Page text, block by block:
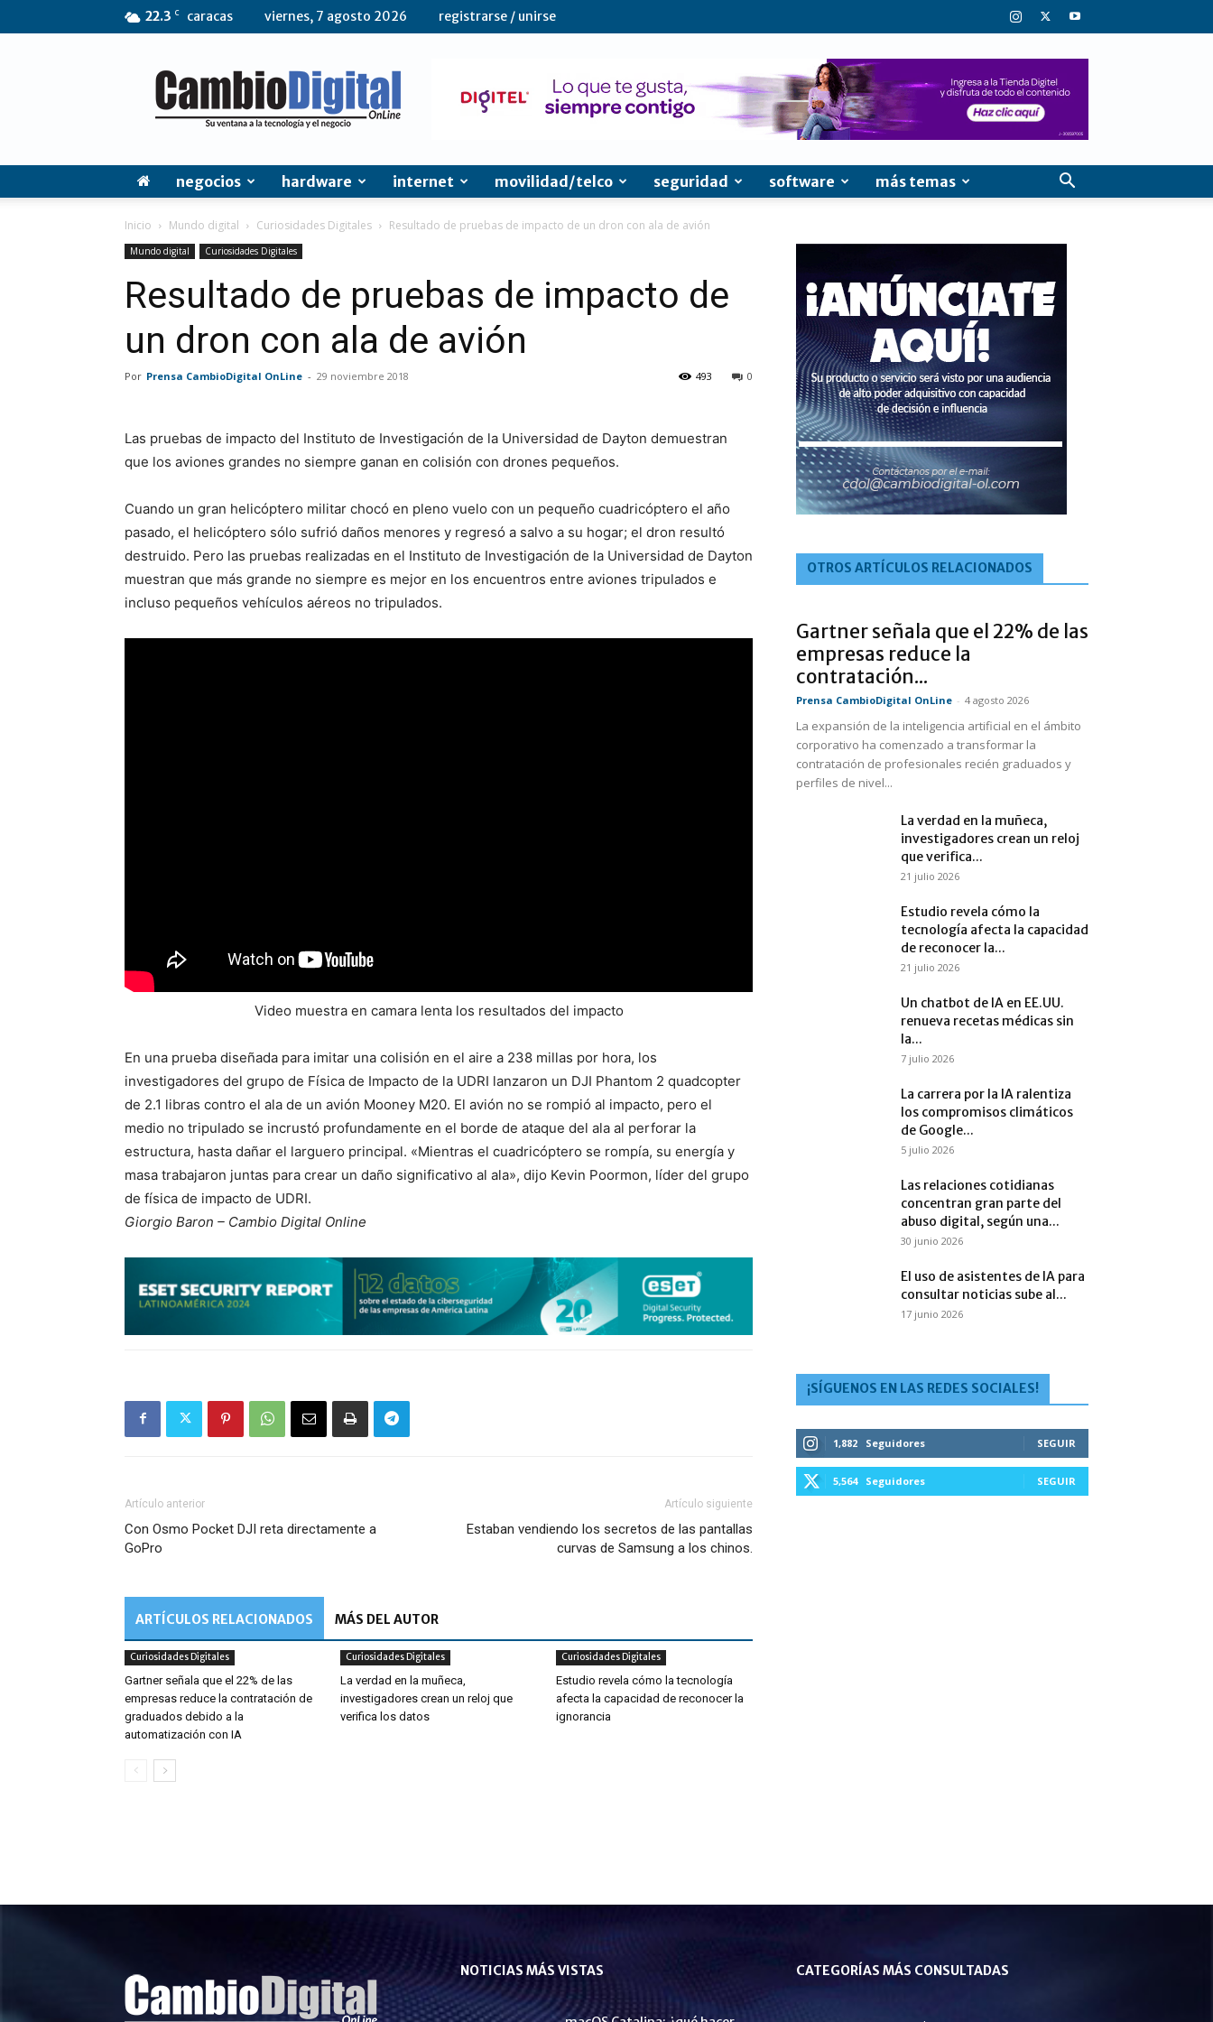
22.3 C caracas viernes, 7 agosto 2026 registrarse / unirse
CambioDigital
OnLine
negocios hardware internet movilidad/telco seguridad software más temas
Inicio Mundo digital Curiosidades Digitales Resultado de pruebas de impacto de un dron con ala de avión
Mundo digital Curiosidades Digitales
Resultado de pruebas de impacto de
un dron con ala de avión
Por Prensa CambioDigital OnLine - 29 noviembre 2018 0
493
Las pruebas de impacto del Instituto de Investigación de la Universidad de Dayton demuestran
que los aviones grandes no siempre ganan en colisión con drones pequeños.
Cuando un gran helicóptero militar chocó en pleno vuelo con un pequeño cuadricóptero el año
pasado, el helicóptero sólo sufrió daños menores y regresó a salvo a su hogar; el dron resultó
destruido. Pero las pruebas realizadas en el Instituto de Investigación de la Universidad de Dayton
muestran que más grande no siempre es mejor en los encuentros entre aviones tripulados e
incluso pequeños vehículos aéreos no tripulados.
Video muestra en camara lenta los resultados del impacto
En una prueba diseñada para imitar una colisión en el aire a 238 millas por hora, los
investigadores del grupo de Física de Impacto de la UDRI lanzaron un DJI Phantom 2 quadcopter
de 2.1 libras contro el ala de un avión Mooney M20. El avión no se rompió al impacto, pero el
medio no tripulado se incrustó profundamente en el borde de ataque del ala al perforar la
estructura, hasta dañar el larguero principal. «Mientras el cuadricóptero se rompía, su energía y
masa trabajaron juntas para crear un daño significativo al ala», dijo Kevin Poormon, líder del grupo
de física de impacto de UDRI.
Giorgio Baron – Cambio Digital Online
Artículo anterior
Con Osmo Pocket DJI reta directamente a
GoPro
Artículo siguiente
Estaban vendiendo los secretos de las pantallas
curvas de Samsung a los chinos.
ARTÍCULOS RELACIONADOS MÁS DEL AUTOR
Curiosidades Digitales
Gartner señala que el 22% de las
empresas reduce la contratación de
graduados debido a la
automatización con IA
Curiosidades Digitales
La verdad en la muñeca,
investigadores crean un reloj que
verifica los datos
Curiosidades Digitales
Estudio revela cómo la tecnología
afecta la capacidad de reconocer la
ignorancia
OTROS ARTÍCULOS RELACIONADOS
Gartner señala que el 22% de las
empresas reduce la
contratación...
Prensa CambioDigital OnLine - 4 agosto 2026
La expansión de la inteligencia artificial en el ámbito
corporativo ha comenzado a transformar la
contratación de profesionales recién graduados y
perfiles de nivel...
La verdad en la muñeca,
investigadores crean un reloj
que verifica...
21 julio 2026
Estudio revela cómo la
tecnología afecta la capacidad
de reconocer la...
21 julio 2026
Un chatbot de IA en EE.UU.
renueva recetas médicas sin
la...
7 julio 2026
La carrera por la IA ralentiza
los compromisos climáticos
de Google...
5 julio 2026
Las relaciones cotidianas
concentran gran parte del
abuso digital, según una...
30 junio 2026
El uso de asistentes de IA para
consultar noticias sube al...
17 junio 2026
¡SÍGUENOS EN LAS REDES SOCIALES!
1,882 Seguidores SEGUIR
5,564 Seguidores SEGUIR
NOTICIAS MÁS VISTAS CATEGORÍAS MÁS CONSULTADAS